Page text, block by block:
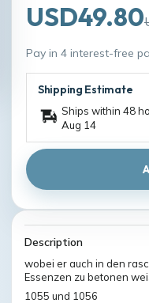
USD49.80
Pay in 4 interest-free
Shipping Estimate
Ships within 48
Aug 14
Description
wobei er auch in den
Essenzen zu betonen
1055 und 1056